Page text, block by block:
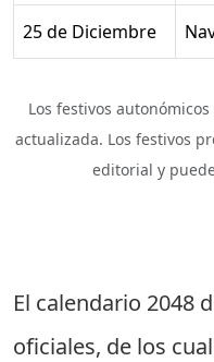
25 de Diciembre
Los festivos
actualizada. Los festivos
editorial y
El calendario 2048
oficiales, de los